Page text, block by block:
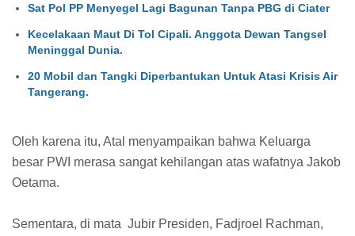
Sat Pol PP Menyegel Lagi Bagunan Tanpa PBG di Ciater
Kecelakaan Maut Di Tol Cipali. Anggota Dewan Tangsel
Meninggal Dunia.
20 Mobil dan Tangki Diperbantukan Untuk Atasi Krisis Air
Tangerang.
Oleh karena itu, Atal menyampaikan bahwa Keluarga
besar PWI merasa sangat kehilangan atas wafatnya Jakob
Oetama.
Sementara, di mata Jubir Presiden, Fadjroel Rachman,